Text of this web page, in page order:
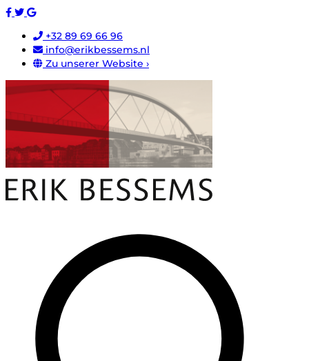
+32 89 69 66 96
info@erikbessems.nl
Zu unserer Website ›